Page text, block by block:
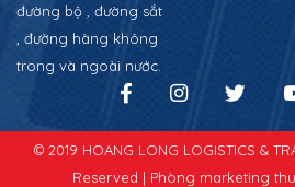
đường bộ , đường sắt
, đường hàng không
trong và ngoài nước.
© 2019 HOANG LONG LOGISTICS &
Reserved | Phòng marketing